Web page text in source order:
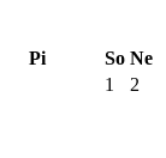
Pi So Ne
1
2